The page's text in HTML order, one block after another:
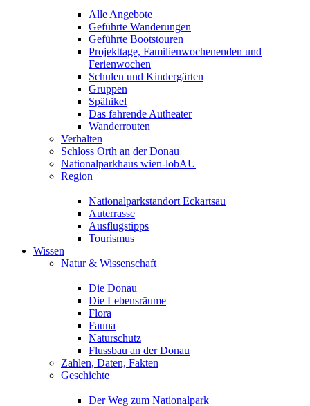
Alle Angebote
Geführte Wanderungen
Geführte Bootstouren
Projekttage, Familienwochenenden und
Ferienwochen
Schulen und Kindergärten
Gruppen
Spähikel
Das fahrende Autheater
Wanderrouten
Verhalten
Schloss Orth an der Donau
Nationalparkhaus wien-lobAU
Region
Nationalparkstandort Eckartsau
Auterrasse
Ausflugstipps
Tourismus
Wissen
Natur & Wissenschaft
Die Donau
Die Lebensräume
Flora
Fauna
Naturschutz
Flussbau an der Donau
Zahlen, Daten, Fakten
Geschichte
Der Weg zum Nationalpark